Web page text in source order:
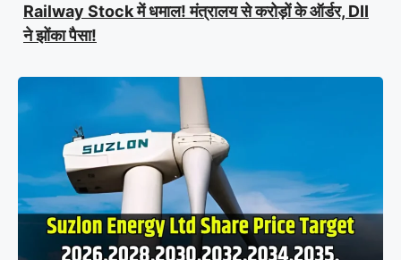
Railway Stock में धमाल! मंत्रालय से करोड़ों के ऑर्डर, DII
ने झोंका पैसा!